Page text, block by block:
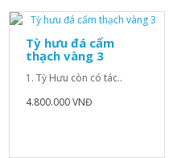
Tỳ hưu đá cẩm
thạch vàng 3
1. Tỳ Hưu còn có tác..
4.800.000 VNĐ